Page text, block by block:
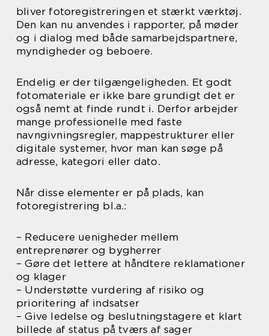
bliver fotoregistreringen et stærkt værktøj.
Den kan nu anvendes i rapporter, på møder
og i dialog med både samarbejdspartnere,
myndigheder og beboere.
Endelig er der tilgængeligheden. Et godt
fotomateriale er ikke bare grundigt det er
også nemt at finde rundt i. Derfor arbejder
mange professionelle med faste
navngivningsregler, mappestrukturer eller
digitale systemer, hvor man kan søge på
adresse, kategori eller dato.
Når disse elementer er på plads, kan
fotoregistrering bl.a.:
– Reducere uenigheder mellem
entreprenører og bygherrer
– Gøre det lettere at håndtere reklamationer
og klager
– Understøtte vurdering af risiko og
prioritering af indsatser
– Give ledelse og beslutningstagere et klart
billede af status på tværs af sager